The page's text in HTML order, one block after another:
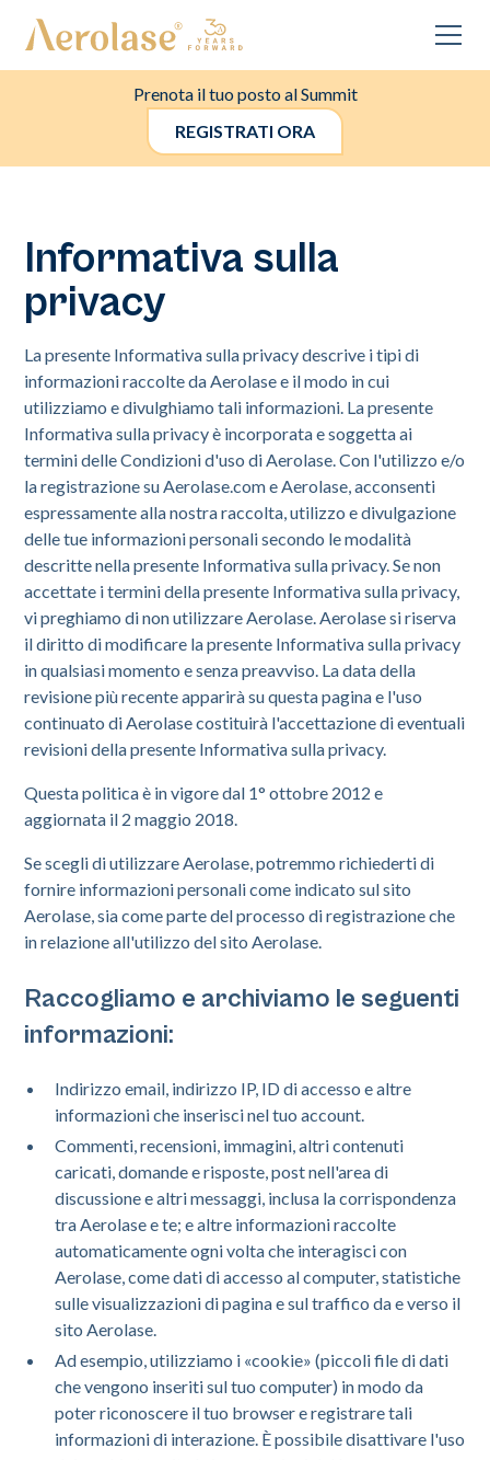
Prenota il tuo posto al Summit
REGISTRATI ORA
Informativa sulla
privacy
La presente Informativa sulla privacy descrive i tipi di
informazioni raccolte da Aerolase e il modo in cui
utilizziamo e divulghiamo tali informazioni. La presente
Informativa sulla privacy è incorporata e soggetta ai
termini delle Condizioni d'uso di Aerolase. Con l'utilizzo e/o
la registrazione su Aerolase.com e Aerolase, acconsenti
espressamente alla nostra raccolta, utilizzo e divulgazione
delle tue informazioni personali secondo le modalità
descritte nella presente Informativa sulla privacy. Se non
accettate i termini della presente Informativa sulla privacy,
vi preghiamo di non utilizzare Aerolase. Aerolase si riserva
il diritto di modificare la presente Informativa sulla privacy
in qualsiasi momento e senza preavviso. La data della
revisione più recente apparirà su questa pagina e l'uso
continuato di Aerolase costituirà l'accettazione di eventuali
revisioni della presente Informativa sulla privacy.
Questa politica è in vigore dal 1° ottobre 2012 e
aggiornata il 2 maggio 2018.
Se scegli di utilizzare Aerolase, potremmo richiederti di
fornire informazioni personali come indicato sul sito
Aerolase, sia come parte del processo di registrazione che
in relazione all'utilizzo del sito Aerolase.
Raccogliamo e archiviamo le seguenti
informazioni:
Indirizzo email, indirizzo IP, ID di accesso e altre
informazioni che inserisci nel tuo account.
Commenti, recensioni, immagini, altri contenuti
caricati, domande e risposte, post nell'area di
discussione e altri messaggi, inclusa la corrispondenza
tra Aerolase e te; e altre informazioni raccolte
automaticamente ogni volta che interagisci con
Aerolase, come dati di accesso al computer, statistiche
sulle visualizzazioni di pagina e sul traffico da e verso il
sito Aerolase.
Ad esempio, utilizziamo i «cookie» (piccoli file di dati
che vengono inseriti sul tuo computer) in modo da
poter riconoscere il tuo browser e registrare tali
informazioni di interazione. È possibile disattivare l'uso